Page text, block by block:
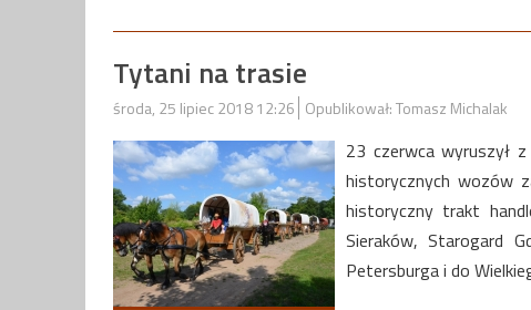
Tytani na trasie
środa, 25 lipiec 2018 12:26 Opublikował: Tomasz Michalak
23 czerwca wyruszył
historycznych wozów
historyczny trakt
Sieraków, Starogard
Petersburga i do